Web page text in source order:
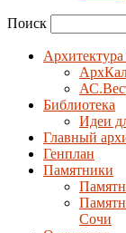
Поиск
Библиотека
Идеи
Главный
Генплан
Памятники
Сочи